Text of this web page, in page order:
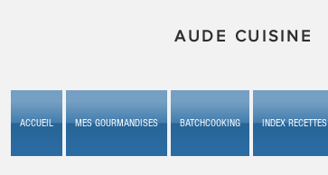
AUDE CUISINE
ACCUEIL MES GOURMANDISES BATCHCOOKING INDEX RECETTES